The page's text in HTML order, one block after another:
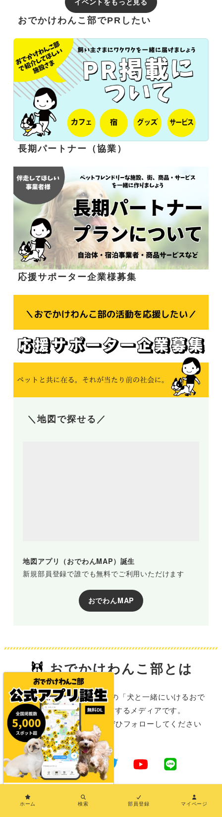
イベントをもっと見る
おでかけわんこ部でPRしたい
長期パートナー（協業）
応援サポーター企業様募集
＼地図で探せる／
地図アプリ（おでわんMAP）誕生
新規部員登録で誰でも無料でご利用いただけます
おでわんMAP
おでかけわんこ部とは
おでかけわんこ部は、全国の「犬と一緒にいけるおで
かけ施設情報」を発信するメディアです。
SNSでも情報を発信中！ぜひフォローしてください
ホーム 検索 部員登録 マイページ